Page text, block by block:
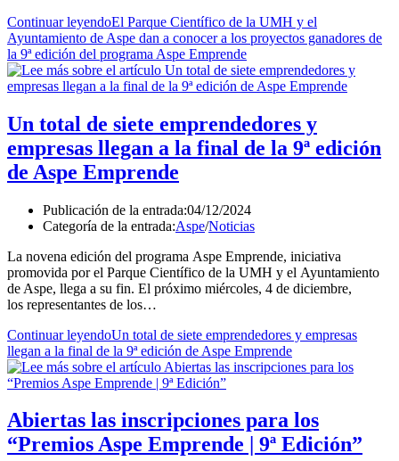
Continuar leyendoEl Parque Científico de la UMH y el
Ayuntamiento de Aspe dan a conocer a los proyectos ganadores de
la 9ª edición del programa Aspe Emprende
Un total de siete emprendedores y
empresas llegan a la final de la 9ª edición
de Aspe Emprende
Publicación de la entrada:04/12/2024
Categoría de la entrada:Aspe/Noticias
La novena edición del programa Aspe Emprende, iniciativa
promovida por el Parque Científico de la UMH y el Ayuntamiento
de Aspe, llega a su fin. El próximo miércoles, 4 de diciembre,
los representantes de los…
Continuar leyendoUn total de siete emprendedores y empresas
llegan a la final de la 9ª edición de Aspe Emprende
Abiertas las inscripciones para los
“Premios Aspe Emprende | 9ª Edición”